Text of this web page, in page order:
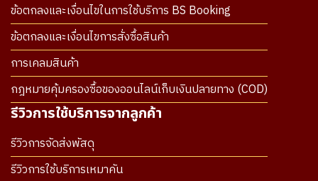
ข้อตกลงและเงื่อนไขในการใช้บริการ BS Booking
ข้อตกลงและเงื่อนไขการสั่งซื้อสินค้า
การเคลมสินค้า
กฎหมายคุ้มครองซื้อของออนไลน์เก็บเงินปลายทาง (COD)
รีวิวการใช้บริการจากลูกค้า
รีวิวการจัดส่งพัสดุ
รีวิวการใช้บริการเหมาคัน